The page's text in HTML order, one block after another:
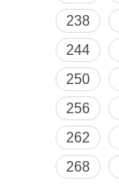
238
244
250
256
262
268